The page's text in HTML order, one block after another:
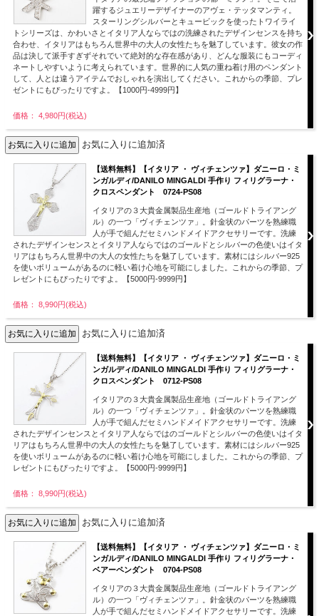
躍するジュエリーデザイナーのアヴェ・テッタマンティ。
スターリングシルバーとキュービックを使ったトワイライ
トシリーズは、かわいさとイタリア人ならではの洗練されたデザインセンスを持ち
合わせ、イタリアはもちろん世界中の大人の女性たちを魅了しています。彼女の作
品は決して派手すぎずそれでいて絶対的な存在感があり、どんな服装にもコーディ
ネートしやすいように考えられています。世界的に人気の重ね着け用のペンダント
して、人とは違うアイテムでおしゃれを演出してください。これからの季節、プレ
ゼントにもぴったりですよ。【1000円-4999円】
価格： 4,980円(税込)
お気に入りに追加済
【送料無料】【イタリア ・ ヴィチェンツァ】ダニーロ・ミ
ンガルディ/DANILO MINGALDI 手作り フィリグラーナ・
クロスペンダント 0724-PS08
イタリアの３大貴金属製品生産地（ゴールドトライアング
ル）の一つ「ヴィチェンツァ」。針金状のパーツを熟練職
人が手で組んだセミハンドメイドアクセサリーです。洗練
されたデザインセンスとイタリア人ならではのゴールドとシルバーの色使いはイタ
リアはもちろん世界中の大人の女性たちを魅了しています。素材にはシルバー925
を使いボリュームがあるのに軽い着け心地を可能にしました。これからの季節、プ
レゼントにもぴったりですよ。【5000円-9999円】
価格： 8,990円(税込)
お気に入りに追加済
【送料無料】【イタリア ・ ヴィチェンツァ】ダニーロ・ミ
ンガルディ/DANILO MINGALDI 手作り フィリグラーナ・
クロスペンダント 0712-PS08
イタリアの３大貴金属製品生産地（ゴールドトライアング
ル）の一つ「ヴィチェンツァ」。針金状のパーツを熟練職
人が手で組んだセミハンドメイドアクセサリーです。洗練
されたデザインセンスとイタリア人ならではのゴールドとシルバーの色使いはイタ
リアはもちろん世界中の大人の女性たちを魅了しています。素材にはシルバー925
を使いボリュームがあるのに軽い着け心地を可能にしました。これからの季節、プ
レゼントにもぴったりですよ。【5000円-9999円】
価格： 8,990円(税込)
お気に入りに追加済
【送料無料】【イタリア ・ ヴィチェンツァ】ダニーロ・ミ
ンガルディ/DANILO MINGALDI 手作り フィリグラーナ・
ベアーペンダント 0704-PS08
イタリアの３大貴金属製品生産地（ゴールドトライアング
ル）の一つ「ヴィチェンツァ」。針金状のパーツを熟練職
人が手で組んだセミハンドメイドアクセサリーです。洗練